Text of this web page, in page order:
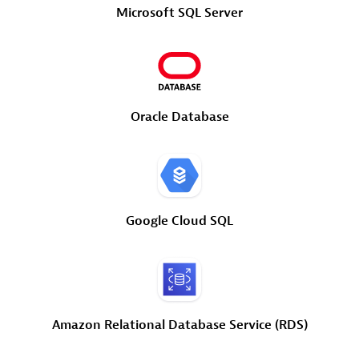
Microsoft SQL Server
Oracle Database
Google Cloud SQL
Amazon Relational Database Service (RDS)